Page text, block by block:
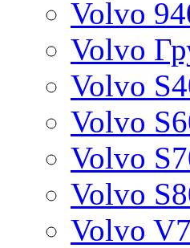
Volvo
Volvo
Volvo
Volvo
Volvo
Volvo
Volvo